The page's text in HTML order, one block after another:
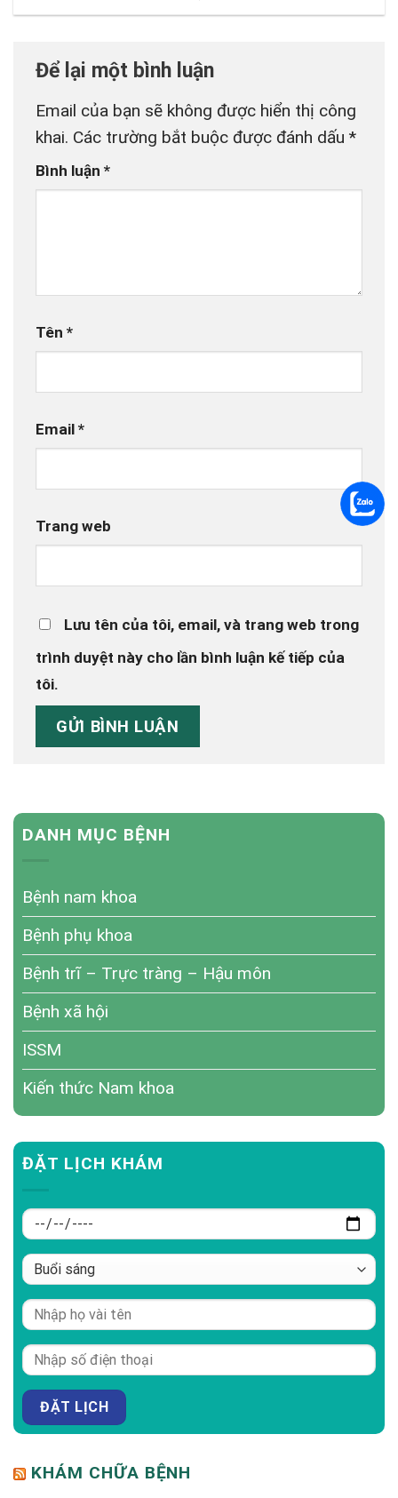
DANH MỤC BỆNH
Bệnh nam khoa
Bệnh phụ khoa
Bệnh trĩ – Trực tràng – Hậu môn
Bệnh xã hội
ISSM
Kiến thức Nam khoa
ĐẶT LỊCH KHÁM
KHÁM CHỮA BỆNH
Để lại một bình luận
Email của bạn sẽ không được hiển thị công
khai. Các trường bắt buộc được đánh dấu *
Bình luận *
Tên *
Email *
Trang web
Lưu tên của tôi, email, và trang web trong
trình duyệt này cho lần bình luận kế tiếp của
tôi.